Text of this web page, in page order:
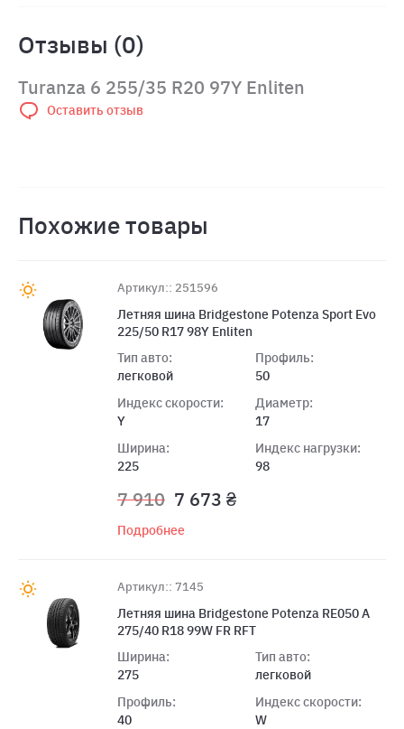
Отзывы (0)
Turanza 6 255/35 R20 97Y Enliten
Оставить отзыв
Похожие товары
Артикул:: 251596
Летняя шина Bridgestone Potenza Sport Evo
225/50 R17 98Y Enliten
Тип авто:
легковой
Индекс скорости:
Y
Ширина:
225
Профиль:
50
Диаметр:
17
Индекс нагрузки:
98
7 910 7 673 ₴
Подробнее
Артикул:: 7145
Летняя шина Bridgestone Potenza RE050 A
275/40 R18 99W FR RFT
Ширина:
275
Профиль:
40
Тип авто:
легковой
Индекс скорости:
W